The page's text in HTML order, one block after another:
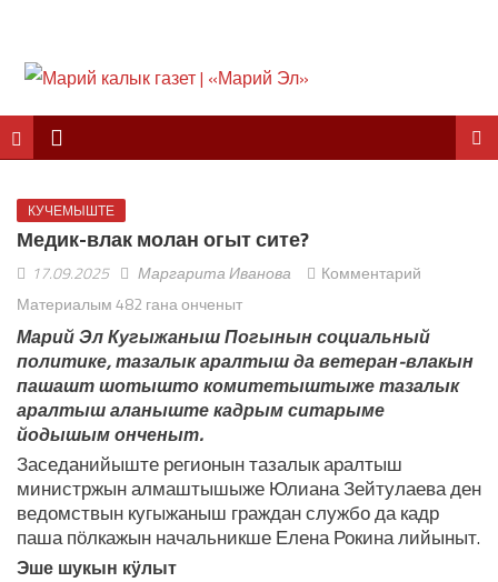
КУЧЕМЫШТЕ
Медик-влак молан огыт сите?
17.09.2025 Маргарита Иванова
Комментарий
Материалым 482 гана онченыт
Марий Эл Кугыжаныш Погынын социальный
политике, тазалык аралтыш да ветеран-влакын
пашашт шотышто комитетыштыже тазалык
аралтыш аланыште кадрым ситарыме
йодышым онченыт.
Заседанийыште регионын тазалык аралтыш
министржын алмаштышыже Юлиана Зейтулаева ден
ведомствын кугыжаныш граждан службо да кадр
паша пӧлкажын начальникше Елена Рокина лийыныт.
Эше шукын кӱлыт